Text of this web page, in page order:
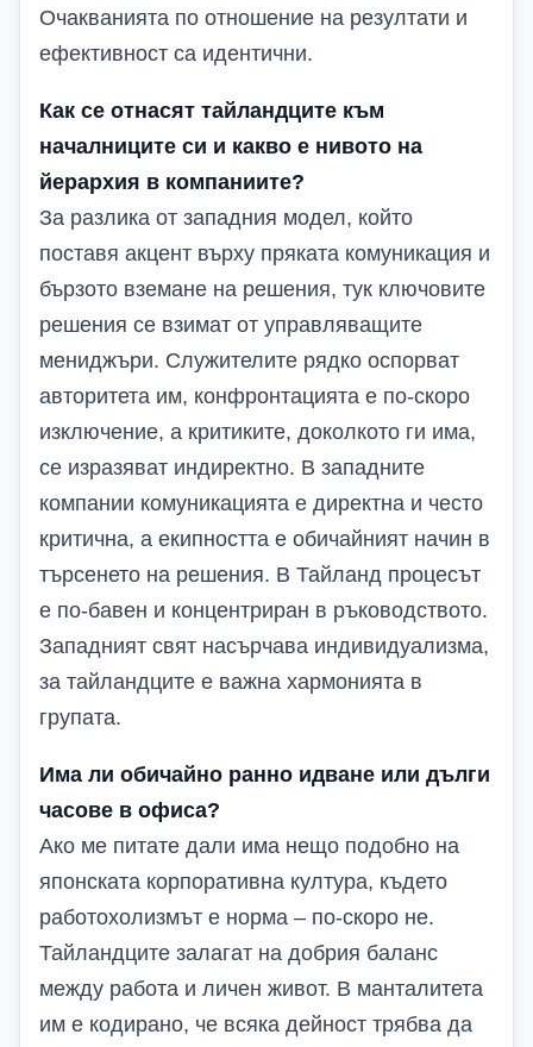
Очакванията по отношение на резултати и
ефективност са идентични.
Как се отнасят тайландците към
началниците си и какво е нивото на
йерархия в компаниите?
За разлика от западния модел, който
поставя акцент върху пряката комуникация и
бързото вземане на решения, тук ключовите
решения се взимат от управляващите
мениджъри. Служителите рядко оспорват
авторитета им, конфронтацията е по-скоро
изключение, а критиките, доколкото ги има,
се изразяват индиректно. В западните
компании комуникацията е директна и често
критична, а екипността е обичайният начин в
търсенето на решения. В Тайланд процесът
е по-бавен и концентриран в ръководството.
Западният свят насърчава индивидуализма,
за тайландците е важна хармонията в
групата.
Има ли обичайно ранно идване или дълги
часове в офиса?
Ако ме питате дали има нещо подобно на
японската корпоративна култура, където
работохолизмът е норма – по-скоро не.
Тайландците залагат на добрия баланс
между работа и личен живот. В манталитета
им е кодирано, че всяка дейност трябва да